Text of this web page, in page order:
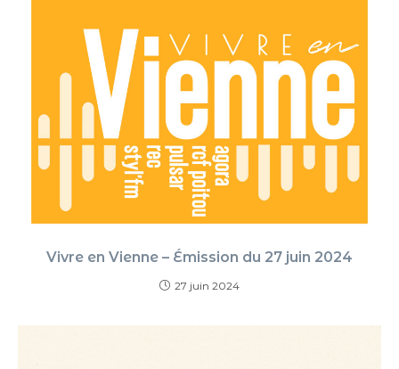
Vivre en Vienne – Émission du 27 juin 2024
27 juin 2024